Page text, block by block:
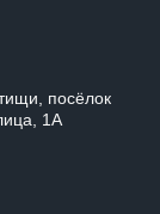
посёлок
1А